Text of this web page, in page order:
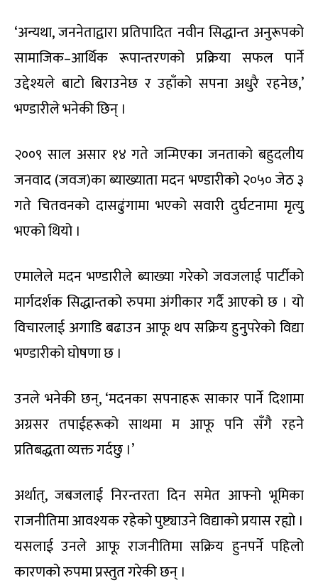
‘अन्यथा, जननेताद्वारा प्रतिपादित नवीन सिद्धान्त अनुरूपको
सामाजिक–आर्थिक रूपान्तरणको प्रक्रिया सफल पार्ने
उद्देश्यले बाटो बिराउनेछ र उहाँको सपना अधुरै रहनेछ,’
भण्डारीले भनेकी छिन् ।
२००९ साल असार १४ गते जन्मिएका जनताको बहुदलीय
जनवाद (जवज)का ब्याख्याता मदन भण्डारीको २०५० जेठ ३
गते चितवनको दासढुंगामा भएको सवारी दुर्घटनामा मृत्यु
भएको थियो ।
एमालेले मदन भण्डारीले ब्याख्या गरेको जवजलाई पार्टीको
मार्गदर्शक सिद्धान्तको रुपमा अंगीकार गर्दै आएको छ । यो
विचारलाई अगाडि बढाउन आफू थप सक्रिय हुनुपरेको विद्या
भण्डारीको घोषणा छ ।
उनले भनेकी छन्, ‘मदनका सपनाहरू साकार पार्ने दिशामा
अग्रसर तपाईहरूको साथमा म आफू पनि सँगै रहने
प्रतिबद्धता व्यक्त गर्दछु ।’
अर्थात्, जबजलाई निरन्तरता दिन समेत आफ्नो भूमिका
राजनीतिमा आवश्यक रहेको पुष्ट्याउने विद्याको प्रयास रह्यो ।
यसलाई उनले आफू राजनीतिमा सक्रिय हुनपर्ने पहिलो
कारणको रुपमा प्रस्तुत गरेकी छन् ।